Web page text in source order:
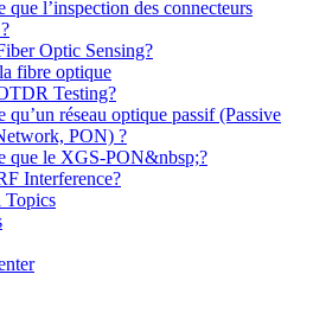
que l’inspection des connecteurs
Optic Sensing?
fibre optique
Testing?
qu’un réseau optique passif (Passive
PON) ?
que le XGS-PON&nbsp;?
Interference?